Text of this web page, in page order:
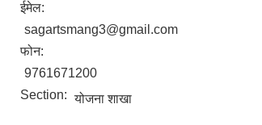
ईमेल:
sagartsmang3@gmail.com
फोन:
9761671200
Section: योजना शाखा